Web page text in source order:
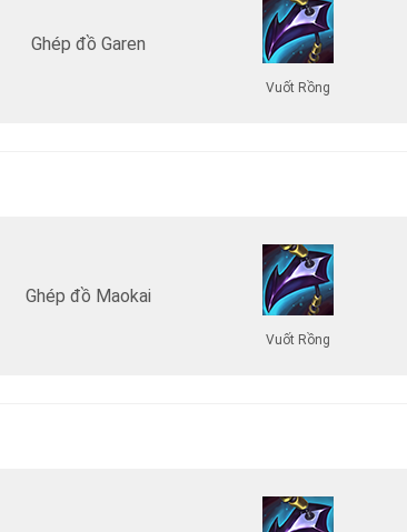
Ghép đồ Garen
Vuốt Rồng
Ghép đồ Maokai
Vuốt Rồng